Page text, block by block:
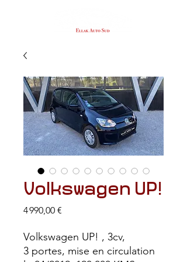
Volkswagen UP!
4 990,00 €
Volkswagen UP! , 3cv,
3 portes, mise en circulation